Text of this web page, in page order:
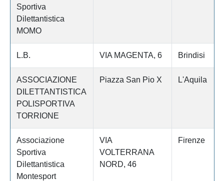
Sportiva
Dilettantistica
MOMO
L.B. VIA MAGENTA, 6 Brindisi
ASSOCIAZIONE
DILETTANTISTICA
POLISPORTIVA
TORRIONE
Piazza San Pio X L'Aquila
Associazione
Sportiva
Dilettantistica
Montesport
VIA
VOLTERRANA
NORD, 46
Firenze